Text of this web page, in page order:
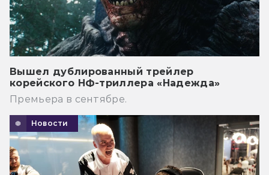
Вышел дублированный трейлер
корейского НФ-триллера «Надежда»
Премьера в сентябре.
Новости